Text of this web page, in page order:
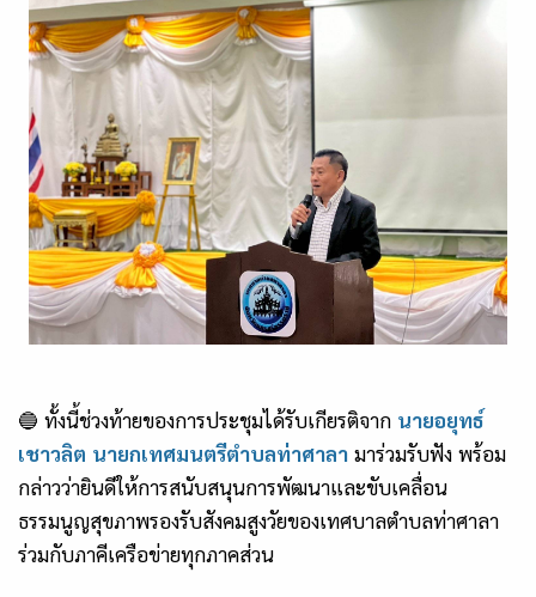
🔵 ทั้งนี้ช่วงท้ายของการประชุมได้รับเกียรติจาก นายอยุทธ์
เชาวลิต นายกเทศมนตรีตำบลท่าศาลา มาร่วมรับฟัง พร้อม
กล่าวว่ายินดีให้การสนับสนุนการพัฒนาและขับเคลื่อน
ธรรมนูญสุขภาพรองรับสังคมสูงวัยของเทศบาลตำบลท่าศาลา
ร่วมกับภาคีเครือข่ายทุกภาคส่วน